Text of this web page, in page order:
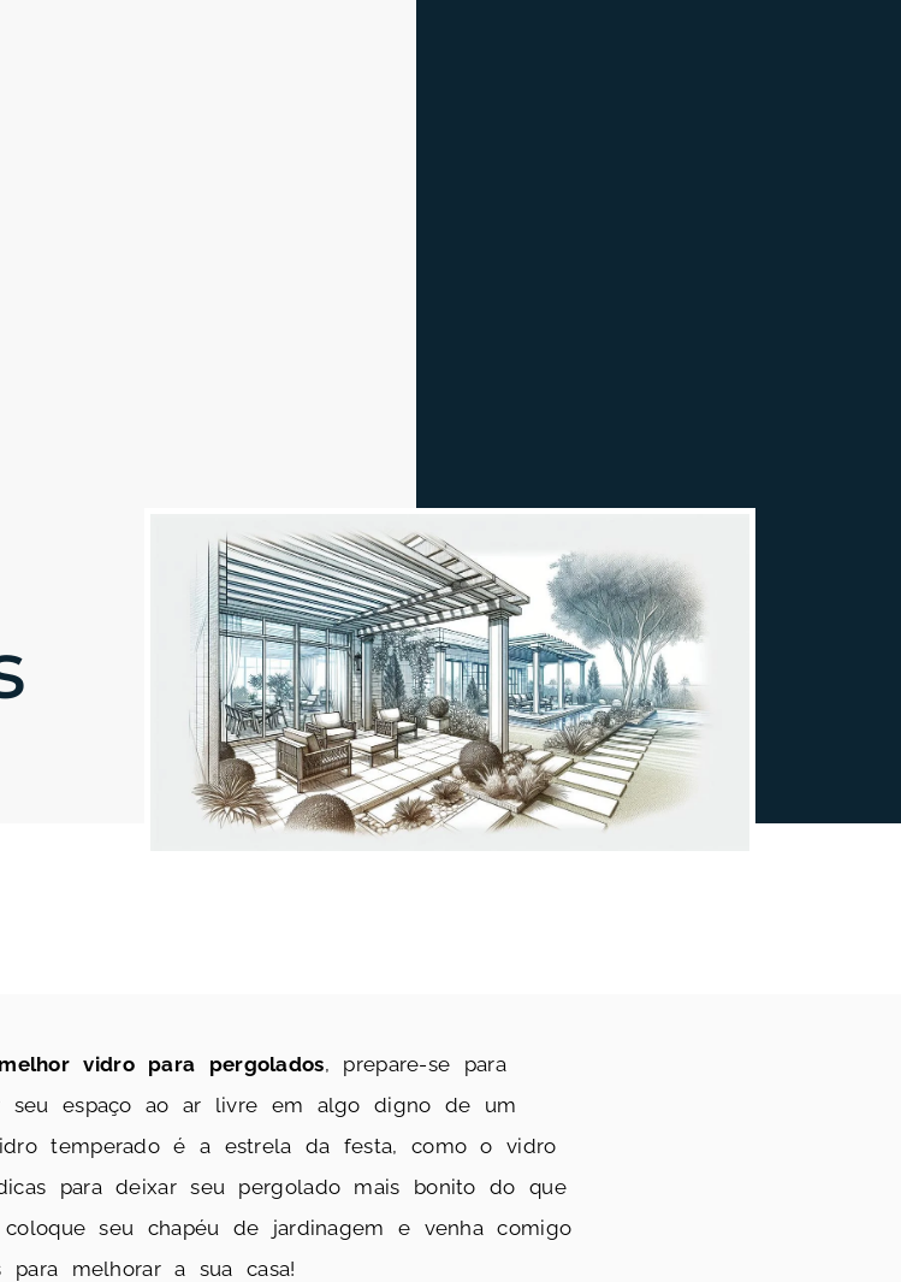
melhor vidro para pergolados, prepare-se para
seu espaço ao ar livre em algo digno de um
temperado é a estrela da festa, como o vidro
para deixar seu pergolado mais bonito do que
seu chapéu de jardinagem e venha comigo
melhorar a sua casa!